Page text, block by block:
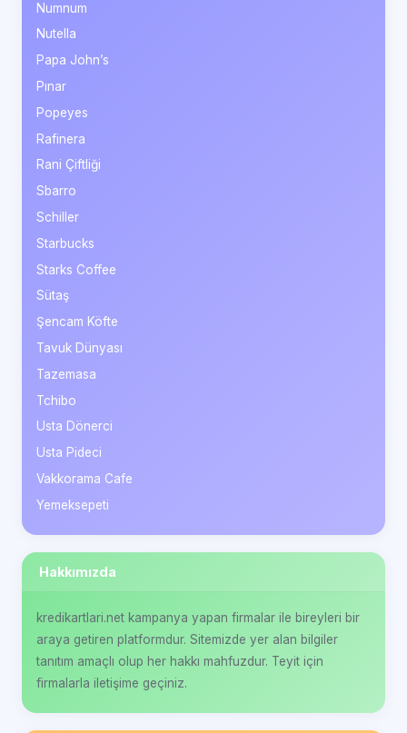
Numnum
Nutella
Papa John’s
Pınar
Popeyes
Rafinera
Rani Çiftliği
Sbarro
Schiller
Starbucks
Starks Coffee
Sütaş
Şencam Köfte
Tavuk Dünyası
Tazemasa
Tchibo
Usta Dönerci
Usta Pideci
Vakkorama Cafe
Yemeksepeti
Hakkımızda
kredikartlari.net kampanya yapan firmalar ile bireyleri bir
araya getiren platformdur. Sitemizde yer alan bilgiler
tanıtım amaçlı olup her hakkı mahfuzdur. Teyit için
firmalarla iletişime geçiniz.